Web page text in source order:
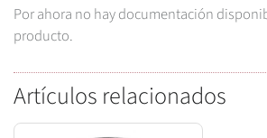
Por ahora no hay documentación
producto.
Artículos relacionados